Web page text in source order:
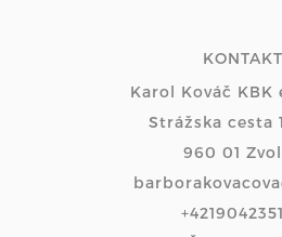
KONTAKT
Karol Kováč KBK
Strážska cesta
960 01